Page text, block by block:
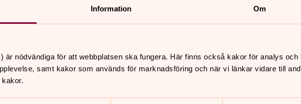
Information Om
är nödvändiga för att webbplatsen ska fungera. Här finns också kakor för analys och
samt kakor som används för marknadsföring och när vi länkar vidare till
är dags för predikan i både vår- och
kommer; påsken och pingsten som
naturen till nytt liv.” Så inleder
digitala gudstjänst. Platsen är
Ann Törnqvist och Jesper